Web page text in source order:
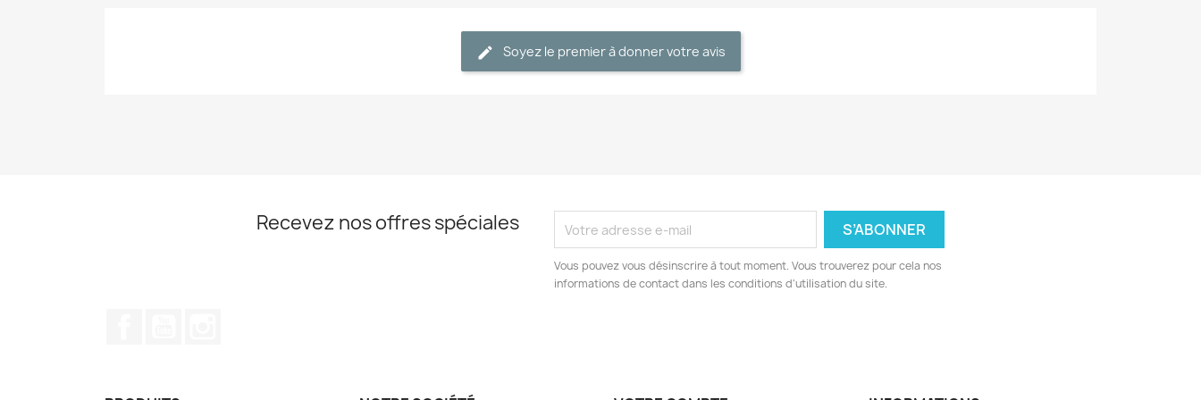
Soyez le premier à donner votre avis
Recevez nos offres spéciales
Vous pouvez vous désinscrire à tout moment. Vous trouverez pour cela nos
informations de contact dans les conditions d'utilisation du site.